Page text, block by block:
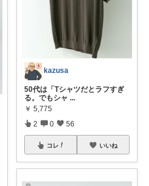
kazusa
50代は「Tシャツだとラフすぎ
る。でもシャ ...
￥ 5,775
2 0 56
コレ いいね